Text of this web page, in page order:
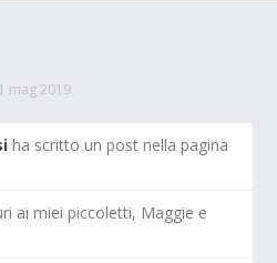
1 mag 2019
ha scritto un post nella pagina
ai miei piccoletti, Maggie e